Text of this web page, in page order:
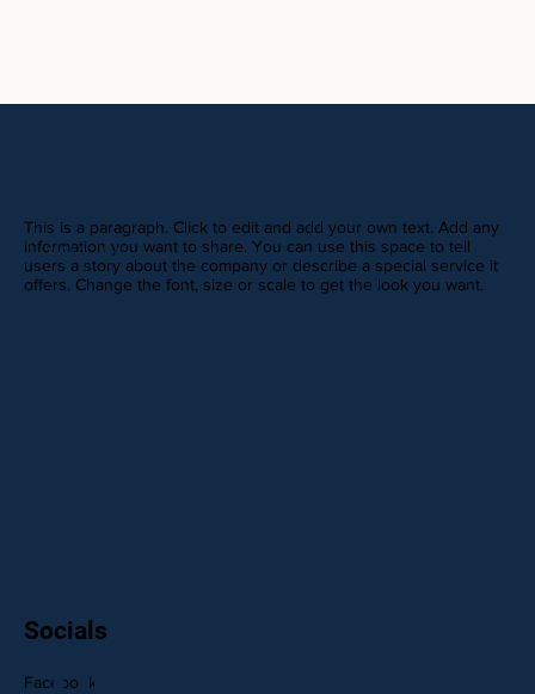
This is a paragraph. Click to edit and add your own text. Add any
information you want to share. You can use this space to tell
users a story about the company or describe a special service it
offers. Change the font, size or scale to get the look you want.
Socials
Facebook
REVIEWS
place to